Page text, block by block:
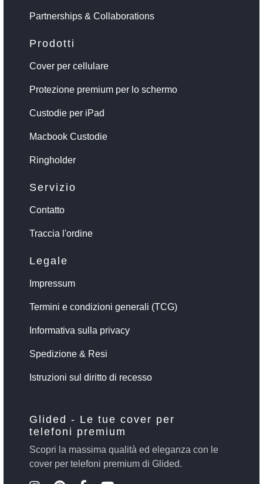
Partnerships & Collaborations
Prodotti
Cover per cellulare
Protezione premium per lo schermo
Custodie per iPad
Macbook Custodie
Ringholder
Servizio
Contatto
Traccia l'ordine
Legale
Impressum
Termini e condizioni generali (TCG)
Informativa sulla privacy
Spedizione & Resi
Istruzioni sul diritto di recesso
Glided - Le tue cover per
telefoni premium
Scopri la massima qualità ed eleganza con le
cover per telefoni premium di Glided.